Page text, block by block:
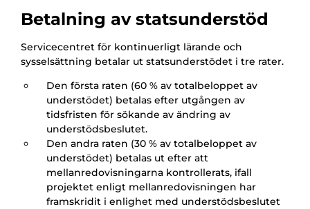
Betalning av statsunderstöd
Servicecentret för kontinuerligt lärande och
sysselsättning betalar ut statsunderstödet i tre rater.
Den första raten (60 % av totalbeloppet av
understödet) betalas efter utgången av
tidsfristen för sökande av ändring av
understödsbeslutet.
Den andra raten (30 % av totalbeloppet av
understödet) betalas ut efter att
mellanredovisningarna kontrollerats, ifall
projektet enligt mellanredovisningen har
framskridit i enlighet med understödsbeslutet